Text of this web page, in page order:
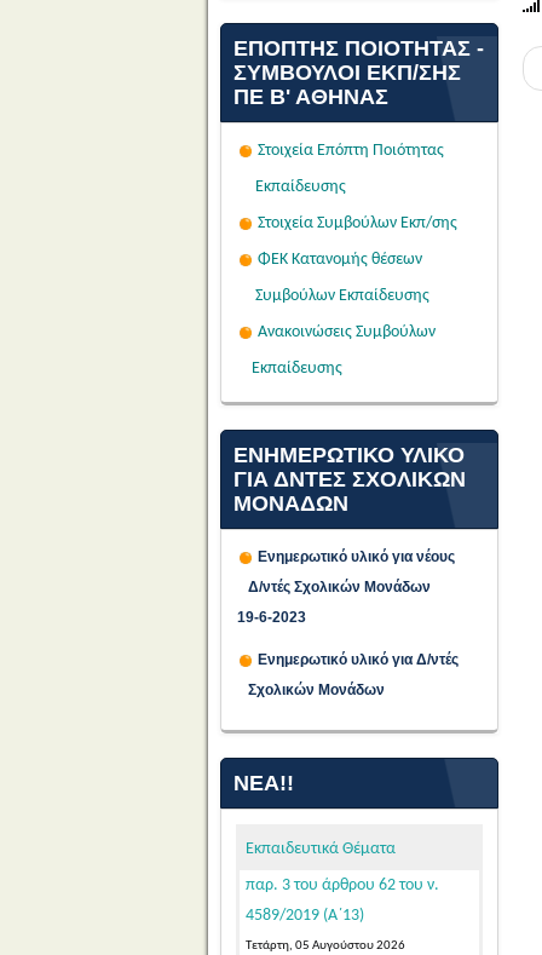
ΕΠΌΠΤΗΣ ΠΟΙΌΤΗΤΑΣ -
ΣΎΜΒΟΥΛΟΙ ΕΚΠ/ΣΗΣ
ΠΕ Β' ΑΘΉΝΑΣ
Στοιχεία Επόπτη Ποιότητας
Εκπαίδευσης
Στοιχεία Συμβούλων Εκπ/σης
ΦΕΚ Κατανομής θέσεων
Συμβούλων Εκπαίδευσης
Ανακοινώσεις Συμβούλων
Εκπαίδευσης
ΕΝΗΜΕΡΩΤΙΚΟ ΥΛΙΚΟ
ΓΙΑ ΔΝΤΕΣ ΣΧΟΛΙΚΩΝ
ΜΟΝΑΔΩΝ
Ενημερωτικό υλικό για νέους
Δ/ντές Σχολικών Μονάδων
19-6-2023
Ενημερωτικό υλικό για Δ/ντές
Σχολικών Μονάδων
ΝΈΑ!!
Εκπαιδευτικά Θέματα
Προθεσμία υποβολής
ΕΕΠ-ΕΒΠ για μόνιμο διορισμό σε
κενές οργανικές θέσεις στην
Ειδική Αγωγή και Εκπαίδευση, σε
εφαρμογή των διατάξεων της
παρ. 3 του άρθρου 62 του ν.
Τετάρτη, 05 Αυγούστου 2026
Κατόπιν της δημοσίευσης της
103542/Ε4/31-07-2026 (ΦΕΚ 39/τ.
ΑΣΕΠ/04-08-2026 – ΑΔΑ: